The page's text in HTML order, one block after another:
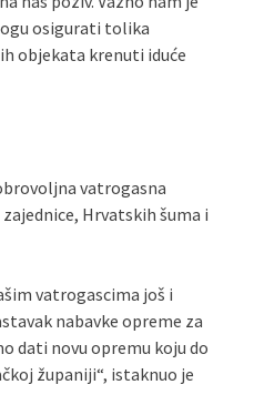
osigurati tolika
objekata krenuti iduće
vatrogasna
Hrvatskih šuma i
vatrogascima još i
nabavke opreme za
dati novu opremu koju do
županiji“, istaknuo je